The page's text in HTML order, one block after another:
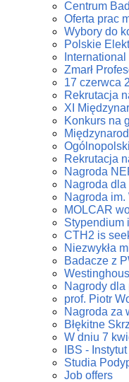
Centrum
Oferta prac
Wybory do
Polskie
Zmarł
17 czerwca
Rekrutacja
XI
Konkurs na
Rekrutacja
Nagroda
Nagroda
Nagroda im.
MOLCAR
Stypendium
CTH2 is
Niezwykła
Badacze z
Nagrody dla
prof. Piotr
Nagroda za
Błękitne
W dniu 7
IBS -
Studia
Job offers